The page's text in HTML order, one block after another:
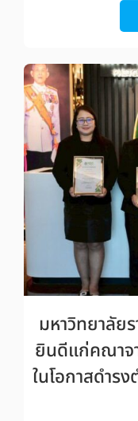
มหาวิทยาลัย
ยินดีแก่คณาจ
ในโอกาสดำร